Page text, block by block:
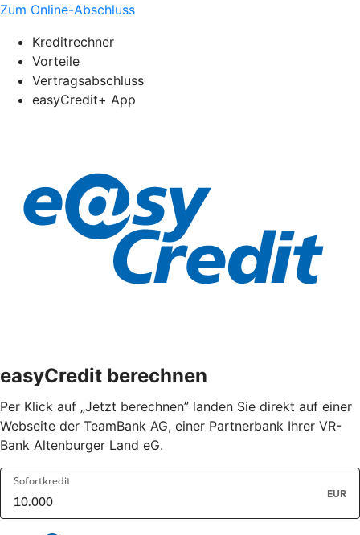
Zum Online-Abschluss
Kreditrechner
Vorteile
Vertragsabschluss
easyCredit+ App
easyCredit berechnen
Per Klick auf „Jetzt berechnen” landen Sie direkt auf einer
Webseite der TeamBank AG, einer Partnerbank Ihrer VR-
Bank Altenburger Land eG.